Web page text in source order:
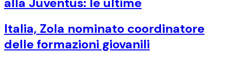
Italia, Zola nominato coordinatore
delle formazioni giovanili